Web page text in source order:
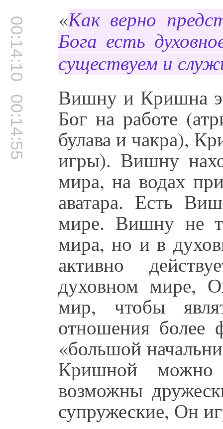
00:14:10 «Как верно
Бога есть
существуем и
00:14:55 Вишну и Кришна
Бог на работе
булава и чакра),
игры). Вишну
мира, на водах
аватара. Есть
мире. Вишну не
мира, но и в
активно
духовном мире,
мир, чтобы
отношения более
«большой
Кришной
возможны
супружеские, Он